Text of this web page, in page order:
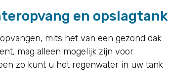
en opslagtank
mits het van een gezond dak
mag alleen mogelijk zijn voor
zo kunt u het regenwater in uw tank